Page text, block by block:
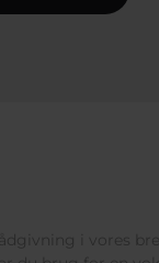
i vores